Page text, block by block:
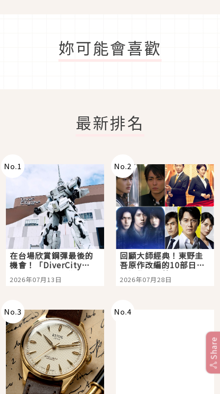
妳可能會喜歡
最新排名
No.1
在台場欣賞鋼彈最後的
機會！「DiverCity
Tokyo Plaza」搭船、
購物、美食及夜景，一
2026年07月13日
No.2
回顧大師經典！東野圭
吾原作改編的10部日本
影視作品推薦
2026年07月28日
No.3 No.4
Share